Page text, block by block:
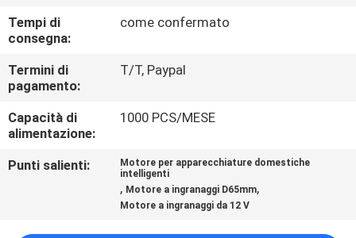
NOTIZIE
CHIEDI UN
PREVENTIVO
DEL
Tempi di
consegna:
come confermato
Termini di
pagamento:
T/T, Paypal
Capacità di
alimentazione:
1000 PCS/MESE
Punti salienti:
Motore per apparecchiature domestiche
intelligenti
, Motore a ingranaggi D65mm,
Motore a ingranaggi da 12 V